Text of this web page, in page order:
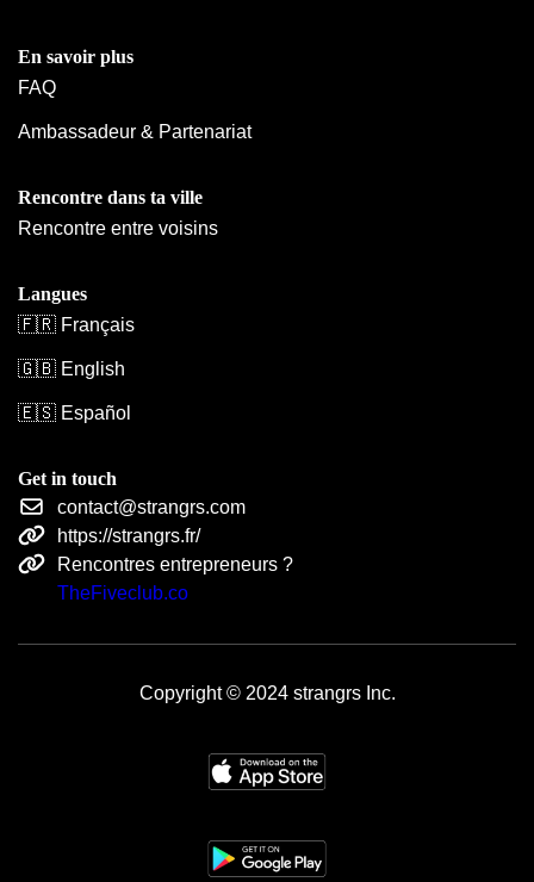
En savoir plus
FAQ
Ambassadeur & Partenariat
Rencontre dans ta ville
Rencontre entre voisins
Langues
🇫🇷 Français
🇬🇧 English
🇪🇸 Español
Get in touch
contact@strangrs.com
https://strangrs.fr/
Rencontres entrepreneurs ?
TheFiveclub.co
Copyright © 2024 strangrs Inc.